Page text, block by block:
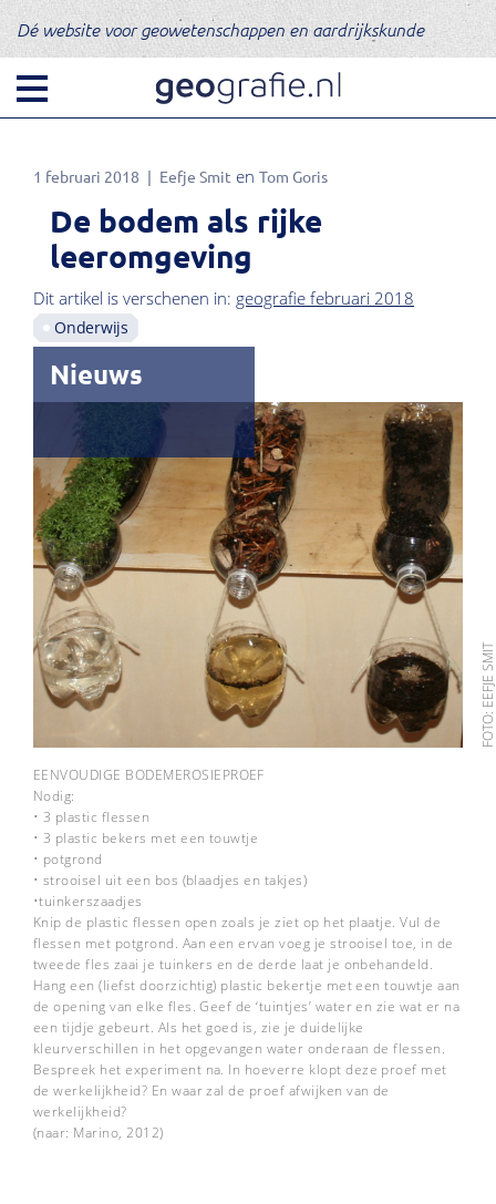
Dé website voor geowetenschappen en aardrijkskunde
1 februari 2018 Eefje Smit Tom Goris
De bodem als rijke
leeromgeving
Dit artikel is verschenen in: geografie februari 2018
Onderwijs
Nieuws
FOTO: EEFJE SMIT
EENVOUDIGE BODEMEROSIEPROEF
Nodig:
• 3 plastic flessen
• 3 plastic bekers met een touwtje
• potgrond
• strooisel uit een bos (blaadjes en takjes)
•tuinkerszaadjes
Knip de plastic flessen open zoals je ziet op het plaatje. Vul de
flessen met potgrond. Aan een ervan voeg je strooisel toe, in de
tweede fles zaai je tuinkers en de derde laat je onbehandeld.
Hang een (liefst doorzichtig) plastic bekertje met een touwtje aan
de opening van elke fles. Geef de ‘tuintjes’ water en zie wat er na
een tijdje gebeurt. Als het goed is, zie je duidelijke
kleurverschillen in het opgevangen water onderaan de flessen.
Bespreek het experiment na. In hoeverre klopt deze proef met
de werkelijkheid? En waar zal de proef afwijken van de
werkelijkheid?
(naar: Marino, 2012)